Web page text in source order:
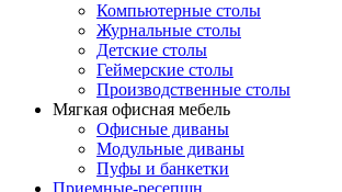
Компьютерные столы
Журнальные столы
Детские столы
Геймерские столы
Производственные столы
Мягкая офисная мебель
Офисные диваны
Модульные диваны
Пуфы и банкетки
Приемные-ресепшн